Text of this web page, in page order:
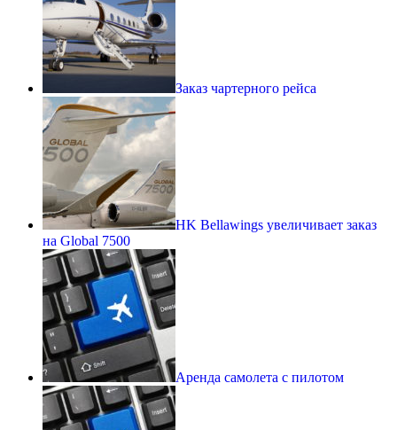
Заказ чартерного рейса
HK Bellawings увеличивает заказ
на Global 7500
Аренда самолета с пилотом